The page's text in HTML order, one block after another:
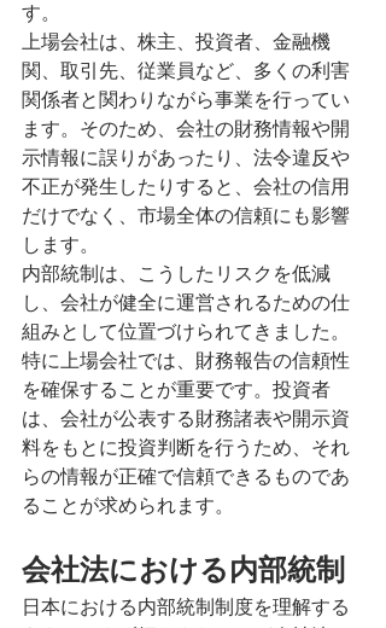
す。
上場会社は、株主、投資者、金融機
関、取引先、従業員など、多くの利害
関係者と関わりながら事業を行ってい
ます。そのため、会社の財務情報や開
示情報に誤りがあったり、法令違反や
不正が発生したりすると、会社の信用
だけでなく、市場全体の信頼にも影響
します。
内部統制は、こうしたリスクを低減
し、会社が健全に運営されるための仕
組みとして位置づけられてきました。
特に上場会社では、財務報告の信頼性
を確保することが重要です。投資者
は、会社が公表する財務諸表や開示資
料をもとに投資判断を行うため、それ
らの情報が正確で信頼できるものであ
ることが求められます。
会社法における内部統制
日本における内部統制制度を理解する